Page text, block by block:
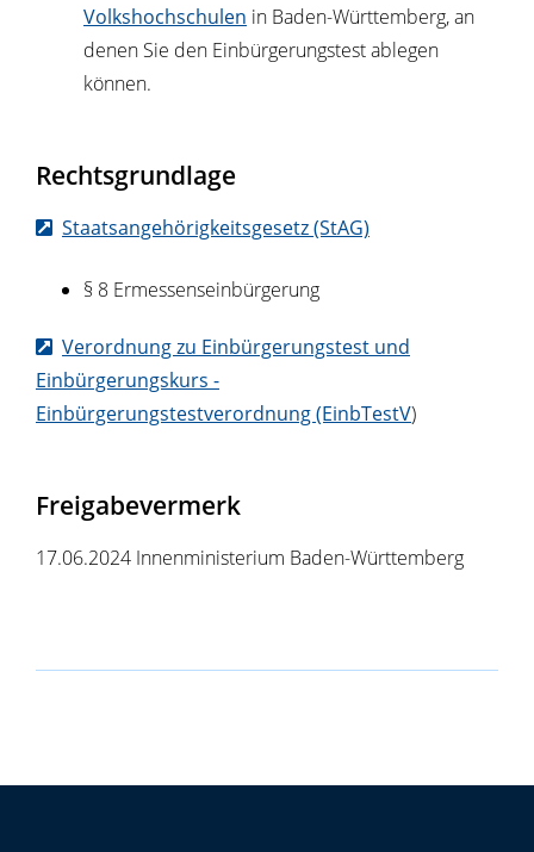
Volkshochschulen in Baden-Württemberg, an
denen Sie den Einbürgerungstest ablegen
können.
Rechtsgrundlage
Staatsangehörigkeitsgesetz (StAG)
§ 8 Ermessenseinbürgerung
Verordnung zu Einbürgerungstest und
Einbürgerungskurs -
Einbürgerungstestverordnung (EinbTestV)
Freigabevermerk
17.06.2024 Innenministerium Baden-Württemberg